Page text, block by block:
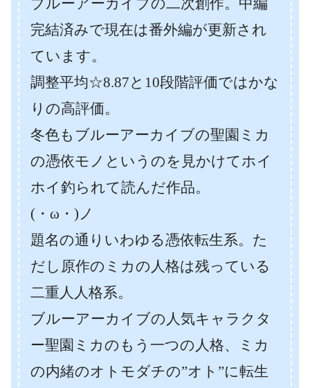
ブルーアーカイブの二次創作。中編
完結済みで現在は番外編が更新され
ています。
調整平均☆8.87と10段階評価ではかな
りの高評価。
冬色もブルーアーカイブの聖園ミカ
の憑依モノというのを見かけてホイ
ホイ釣られて読んだ作品。
(・ω・)ノ
題名の通りいわゆる憑依転生系。た
だし原作のミカの人格は残っている
二重人人格系。
ブルーアーカイブの人気キャラクタ
ー聖園ミカのもう一つの人格、ミカ
の内緒のオトモダチの”オト”に転生